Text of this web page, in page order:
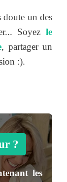
doute un des
Soyez le
, partager un
:).
?
les